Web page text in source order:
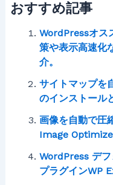
おすすめ記事
WordPressオス
策や表示高速化
介。
サイトマップを
のインストール
画像を自動で圧
Image
WordPress デフ
プラグインWP